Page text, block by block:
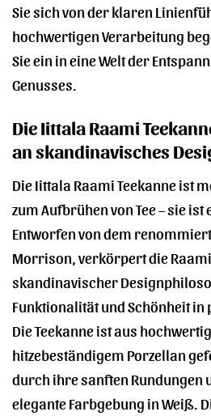
Sie sich von der klaren
hochwertigen Verarbeitung
Sie ein in eine Welt der
Genusses.
Die Iittala Raami
an skandinavisches
Die Iittala Raami Teekanne ist
zum Aufbrühen von Tee – sie ist
Entworfen von dem
Morrison, verkörpert die
skandinavischer
Funktionalität und Schönheit in
Die Teekanne ist aus
hitzebeständigem Porzellan
durch ihre sanften Rundungen
elegante Farbgebung in Weiß.